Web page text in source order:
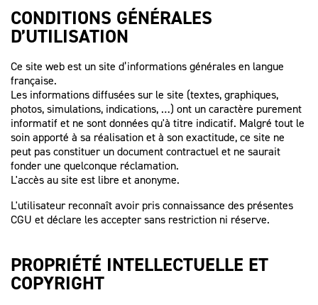
CONDITIONS GÉNÉRALES
D’UTILISATION
Ce site web est un site d’informations générales en langue
française.
Les informations diffusées sur le site (textes, graphiques,
photos, simulations, indications, …) ont un caractère purement
informatif et ne sont données qu'à titre indicatif. Malgré tout le
soin apporté à sa réalisation et à son exactitude, ce site ne
peut pas constituer un document contractuel et ne saurait
fonder une quelconque réclamation.
L'accès au site est libre et anonyme.
L'utilisateur reconnaît avoir pris connaissance des présentes
CGU et déclare les accepter sans restriction ni réserve.
PROPRIÉTÉ INTELLECTUELLE ET
COPYRIGHT